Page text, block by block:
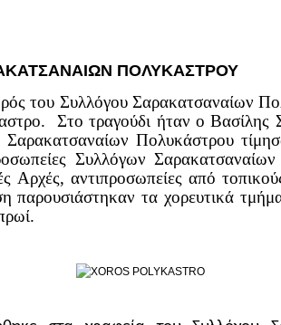
ΠΟΛΥΚΑΣΤΡΟΥ
του Συλλόγου Σαρακατσαναίων
Στο τραγούδι ήταν ο Βασίλης
Πολυκάστρου
Συλλόγων
Αρχές, αντιπροσωπείες από
τα χορευτικά